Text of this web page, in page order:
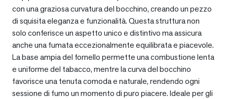
con una graziosa curvatura del bocchino, creando un pezzo
di squisita eleganza e funzionalità. Questa struttura non
solo conferisce un aspetto unico e distintivo ma assicura
anche una fumata eccezionalmente equilibrata e piacevole.
La base ampia del fornello permette una combustione lenta
e uniforme del tabacco, mentre la curva del bocchino
favorisce una tenuta comoda e naturale, rendendo ogni
sessione di fumo un momento di puro piacere. Ideale per gli